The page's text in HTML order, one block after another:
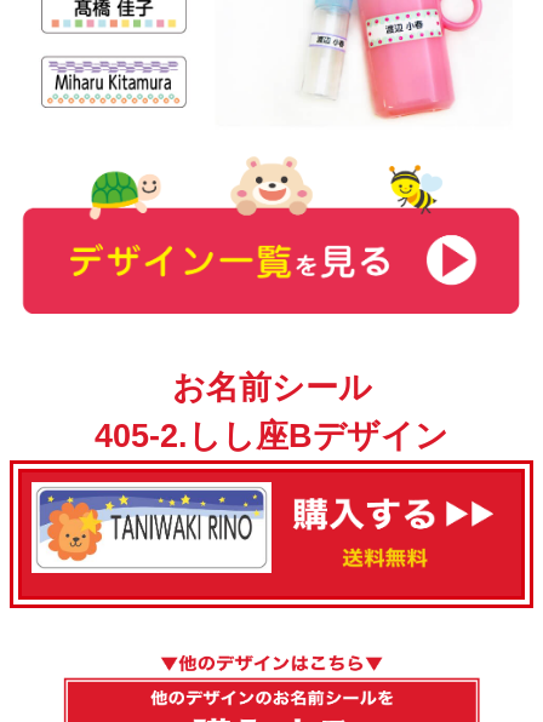
お名前シール
405-2.しし座Bデザイン